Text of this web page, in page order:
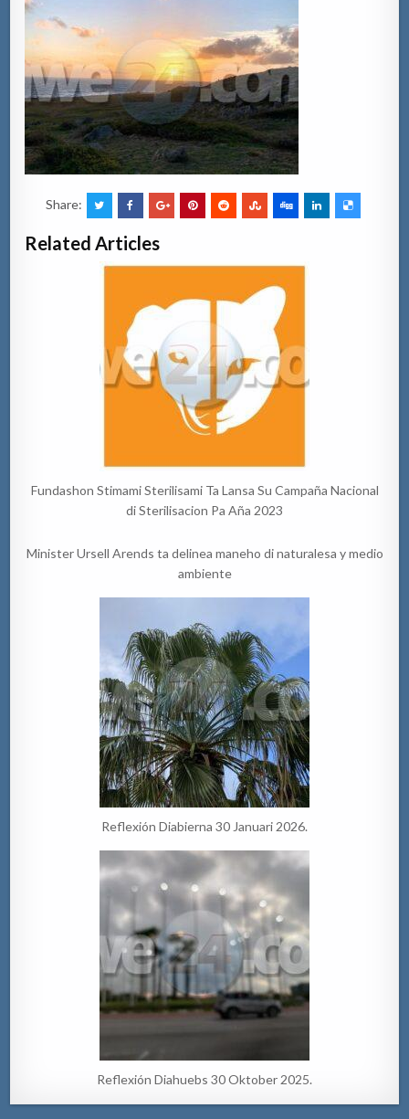
Share:
Related Articles
Fundashon Stimami Sterilisami Ta Lansa Su Campaña Nacional
di Sterilisacion Pa Aña 2023
Minister Ursell Arends ta delinea maneho di naturalesa y medio
ambiente
Reflexión Diabierna 30 Januari 2026.
Reflexión Diahuebs 30 Oktober 2025.